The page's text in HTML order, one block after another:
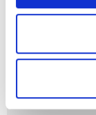
LaboClean LA,
cubo
0005192418